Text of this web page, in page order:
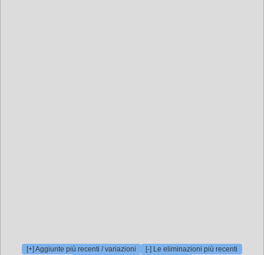
[+] Aggiunte più recenti / variazioni
[-] Le eliminazioni più recenti